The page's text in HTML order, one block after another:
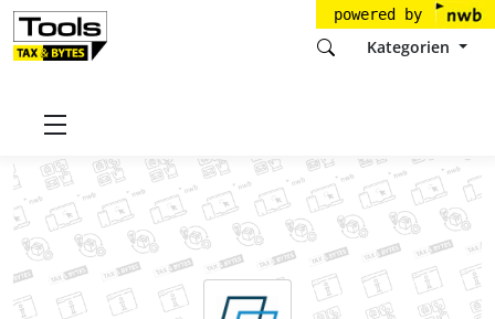
powered by
Kategorien
Startseite